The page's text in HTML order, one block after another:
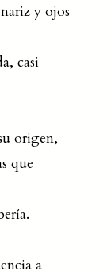
y ojos
casi
origen,
que
a